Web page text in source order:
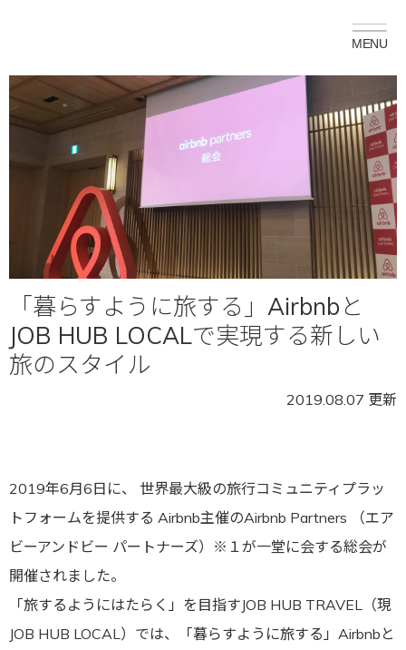
「暮らすように旅する」Airbnbと
JOB HUB LOCALで実現する新しい
旅のスタイル
2019.08.07 更新
2019年6月6日に、 世界最大級の旅行コミュニティプラッ
トフォームを提供する Airbnb主催のAirbnb Partners （エア
ビーアンドビー パートナーズ）※１が一堂に会する総会が
開催されました。
「旅するようにはたらく」を目指すJOB HUB TRAVEL（現
JOB HUB LOCAL）では、「暮らすように旅する」Airbnbと